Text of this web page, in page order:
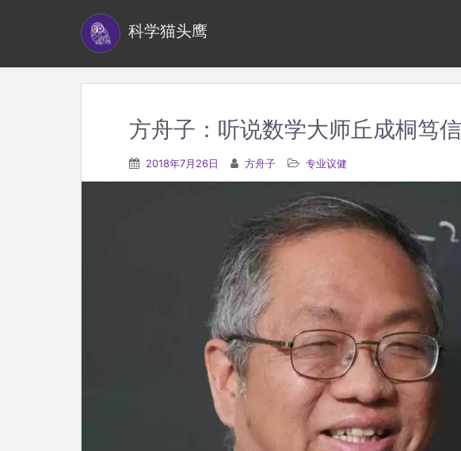
科学猫头鹰
方舟子：听说数学大师丘成桐笃
2018年7月26日 方舟子 专业议健